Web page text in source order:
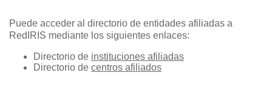
Puede acceder al directorio de entidades afiliadas a
RedIRIS mediante los siguientes enlaces:
Directorio de instituciones afiliadas
Directorio de centros afiliados